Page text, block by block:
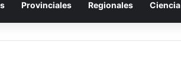
Provinciales Regionales Ciencia